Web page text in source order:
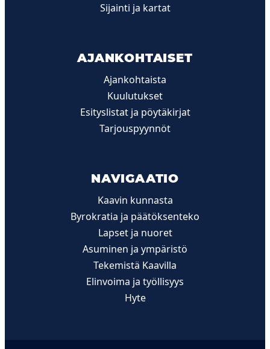
Sijainti ja kartat
AJANKOHTAISET
Ajankohtaista
Kuulutukset
Esityslistat ja pöytäkirjat
Tarjouspyynnöt
NAVIGAATIO
Kaavin kunnasta
Byrokratia ja päätöksenteko
Lapset ja nuoret
Asuminen ja ympäristö
Tekemistä Kaavilla
Elinvoima ja työllisyys
Hyte